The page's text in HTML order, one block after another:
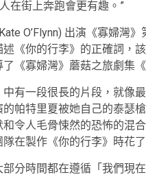
在街上奔跑會更有趣。”
O’Flynn) 出演《寡婦灣》
述《你的行李》的正確詞，
了《寡婦灣》蘑菇之旅劇集
中有一段很長的片段，就像
帕特里夏被她自己的泰瑟
令人毛骨悚然的恐怖的混
在製作《你的行李》時花
分時間都在遵循「我們現